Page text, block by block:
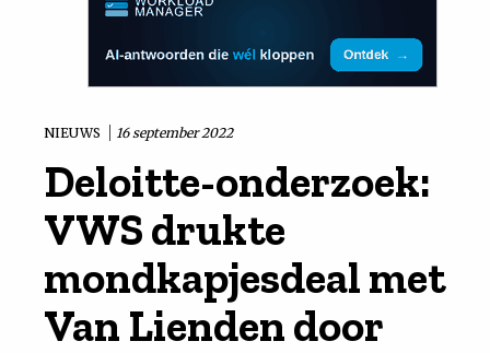
Vaktechniek
Achtergrond
NIEUWS 16 september 2022
Deloitte-onderzoek:
VWS drukte
mondkapjesdeal met
Van Lienden door